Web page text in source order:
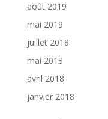
août 2019
mai 2019
juillet 2018
mai 2018
avril 2018
janvier 2018